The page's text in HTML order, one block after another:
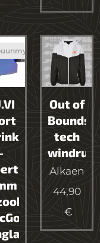
Out of
Bounds
tech
Alkaen
44,90
€